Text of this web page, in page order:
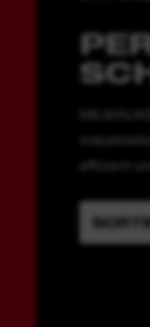
effizient